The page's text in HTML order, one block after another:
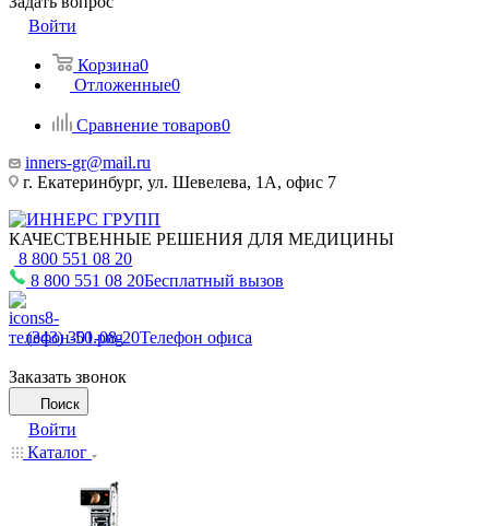
Войти
Корзина0
Отложенные0
Сравнение товаров0
inners-gr@mail.ru
г. Екатеринбург, ул. Шевелева, 1А, офис 7
КАЧЕСТВЕННЫЕ РЕШЕНИЯ ДЛЯ МЕДИЦИНЫ
8 800 551 08 20
8 800 551 08 20Бесплатный вызов
(343) 301-08-20Телефон офиса
Заказать звонок
Поиск
Войти
Каталог